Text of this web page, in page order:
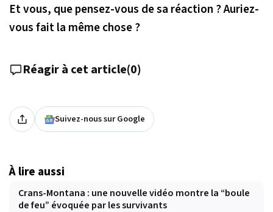
Et vous, que pensez-vous de sa réaction ? Auriez-
vous fait la même chose ?
Réagir à cet article(0)
Suivez-nous sur Google
À lire aussi
Crans-Montana : une nouvelle vidéo montre la “boule
de feu” évoquée par les survivants